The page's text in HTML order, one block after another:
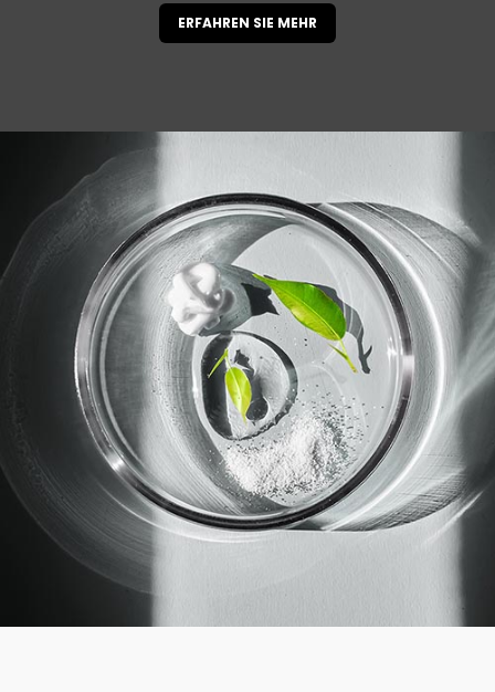
ERFAHREN SIE MEHR